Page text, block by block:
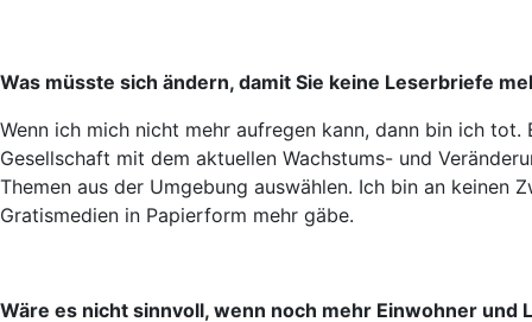
Was müsste sich ändern, damit Sie keine Leserbriefe
Wenn ich mich nicht mehr aufregen kann, dann bin ich
Gesellschaft mit dem aktuellen Wachstums- und
Themen aus der Umgebung auswählen. Ich bin an keinen
Gratismedien in Papierform mehr gäbe.
Wäre es nicht sinnvoll, wenn noch mehr Einwohner